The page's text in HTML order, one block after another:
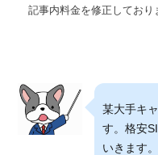
記事内料金を修正しており
某大手キ
す。格安
いきます。